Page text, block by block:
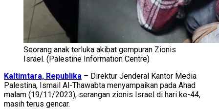
Seorang anak terluka akibat gempuran Zionis
Israel. (Palestine Information Centre)
Kaltimtara, Republika – Direktur Jenderal Kantor Media
Palestina, Ismail Al-Thawabta menyampaikan pada Ahad
malam (19/11/2023), serangan zionis Israel di hari ke-44,
masih terus gencar.